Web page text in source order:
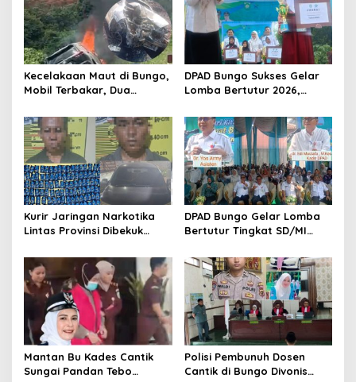
Kecelakaan Maut di Bungo,
Mobil Terbakar, Dua
Tempat
DPAD Bungo Sukses Gelar
Lomba Bertutur 2026,
Pertama
Kurir Jaringan Narkotika
Lintas Provinsi Dibekuk
DPAD Bungo Gelar Lomba
Bertutur Tingkat SD/MI
Mantan Bu Kades Cantik
Sungai Pandan Tebo
Polisi Pembunuh Dosen
Cantik di Bungo Divonis